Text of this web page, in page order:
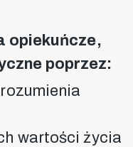
opiekuńcze,
poprzez:
wartości życia